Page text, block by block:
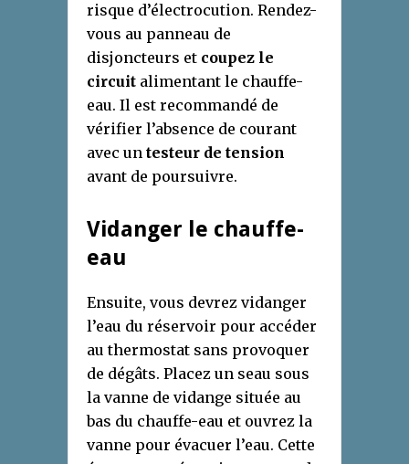
risque d’électrocution. Rendez-
vous au panneau de
disjoncteurs et coupez le
circuit alimentant le chauffe-
eau. Il est recommandé de
vérifier l’absence de courant
avec un testeur de tension
avant de poursuivre.
Vidanger le chauffe-
eau
Ensuite, vous devrez vidanger
l’eau du réservoir pour accéder
au thermostat sans provoquer
de dégâts. Placez un seau sous
la vanne de vidange située au
bas du chauffe-eau et ouvrez la
vanne pour évacuer l’eau. Cette